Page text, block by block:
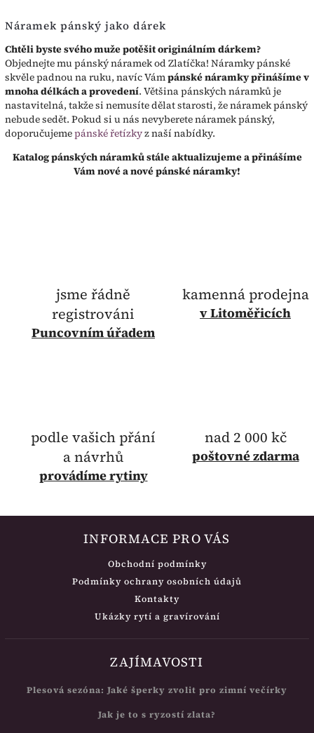
Náramek pánský jako dárek
Chtěli byste svého muže potěšit originálním dárkem?
Objednejte mu pánský náramek od Zlatíčka! Náramky pánské
skvěle padnou na ruku, navíc Vámpánské náramky přinášíme v
mnoha délkách a provedení. Většina pánských náramků je
nastavitelná, takže si nemusíte dělat starosti, že náramek pánský
nebude sedět. Pokud si u nás nevyberete náramek pánský,
doporučujemepánské řetízkyz naší nabídky.
Katalog pánských náramků stále aktualizujeme a přinášíme
Vám nové a nové pánské náramky!
jsme řádně
registrováni
Puncovním úřadem
kamenná prodejna
v Litoměřicích
podle vašich přání
a návrhů
provádíme rytiny
nad 2 000 kč
poštovnézdarma
INFORMACE PRO VÁS
Obchodní podmínky
Podmínky ochrany osobních údajů
Kontakty
Ukázky rytí a gravírování
ZAJÍMAVOSTI
Plesová sezóna: Jaké šperky zvolit pro zimní večírky
Jak je to s ryzostí zlata?